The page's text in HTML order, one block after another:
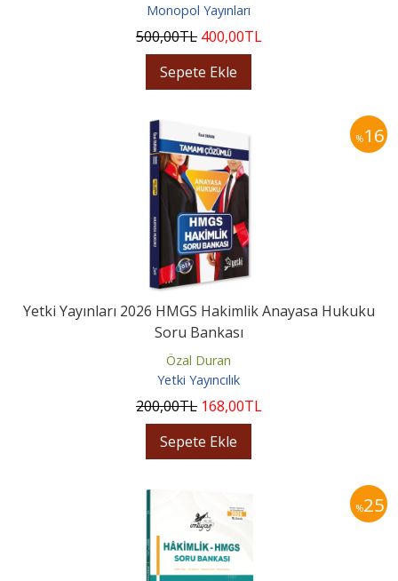
Monopol Yayınları
500,00TL 400,00TL
Sepete Ekle
%16
Yetki Yayınları 2026 HMGS Hakimlik Anayasa Hukuku
Soru Bankası
Özal Duran
Yetki Yayıncılık
200,00TL 168,00TL
Sepete Ekle
%25